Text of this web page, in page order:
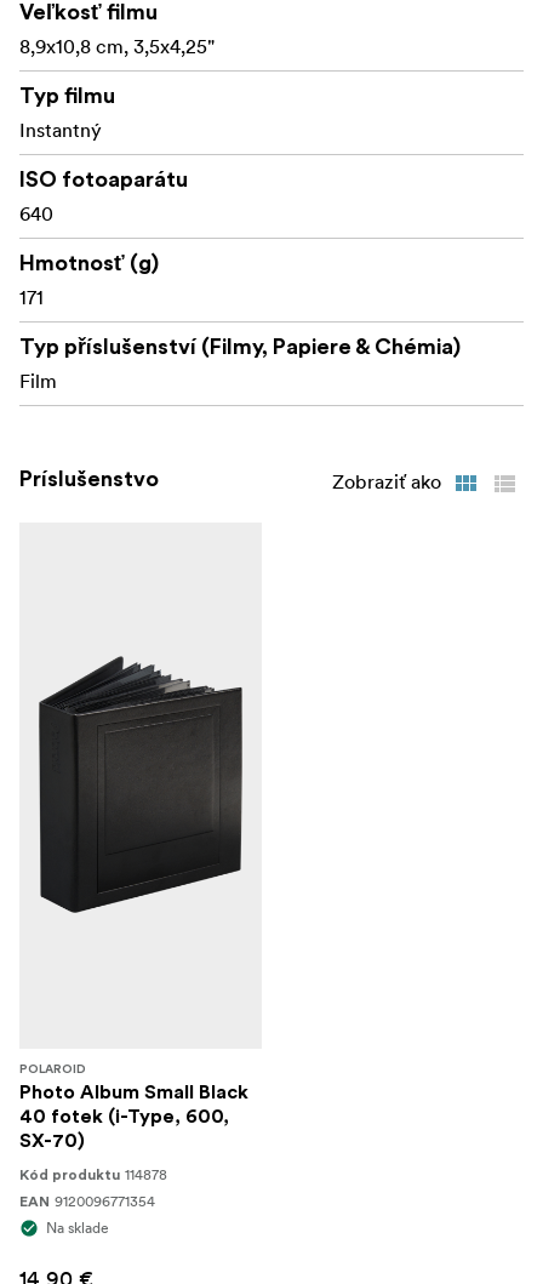
Veľkosť filmu
8,9x10,8 cm, 3,5x4,25"
Typ filmu
Instantný
ISO fotoaparátu
640
Hmotnosť (g)
171
Typ příslušenství (Filmy, Papiere & Chémia)
Film
Príslušenstvo Zobraziť ako
POLAROID
Photo Album Small Black
40 fotek (i-Type, 600,
SX-70)
Kód produktu 114878
EAN 9120096771354
Na sklade